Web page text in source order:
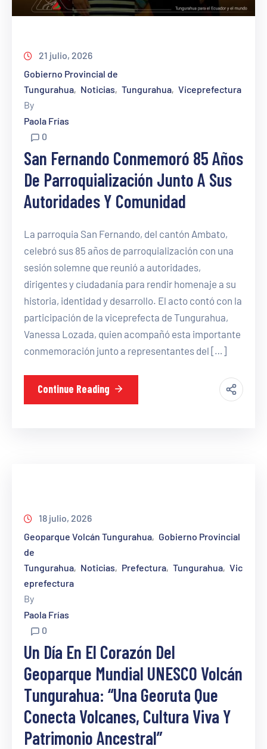
21 julio, 2026
Gobierno Provincial de
Tungurahua‚ Noticias‚ Tungurahua‚ Viceprefectura
By
Paola Frías
0
San Fernando Conmemoró 85 Años
De Parroquialización Junto A Sus
Autoridades Y Comunidad
La parroquia San Fernando, del cantón Ambato,
celebró sus 85 años de parroquialización con una
sesión solemne que reunió a autoridades,
dirigentes y ciudadanía para rendir homenaje a su
historia, identidad y desarrollo. El acto contó con la
participación de la viceprefecta de Tungurahua,
Vanessa Lozada, quien acompañó esta importante
conmemoración junto a representantes del […]
Continue Reading
18 julio, 2026
Geoparque Volcán Tungurahua‚ Gobierno Provincial
de
Tungurahua‚ Noticias‚ Prefectura‚ Tungurahua‚ Vic
eprefectura
By
Paola Frías
0
Un Día En El Corazón Del
Geoparque Mundial UNESCO Volcán
Tungurahua: “Una Georuta Que
Conecta Volcanes, Cultura Viva Y
Patrimonio Ancestral”